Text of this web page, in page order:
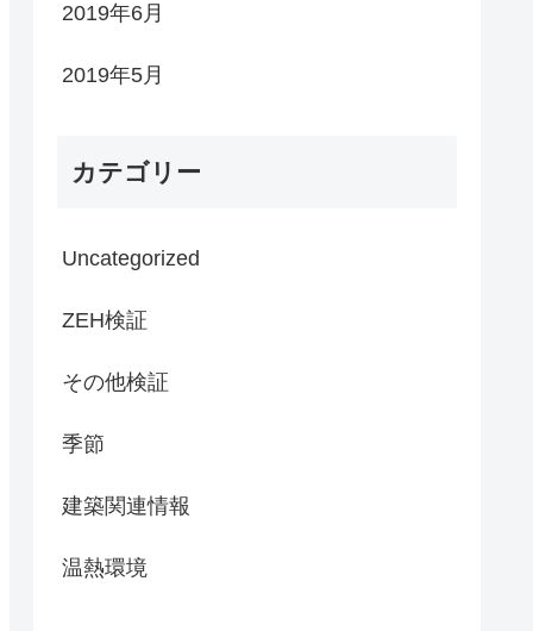
2019年6月
2019年5月
カテゴリー
Uncategorized
ZEH検証
その他検証
季節
建築関連情報
温熱環境